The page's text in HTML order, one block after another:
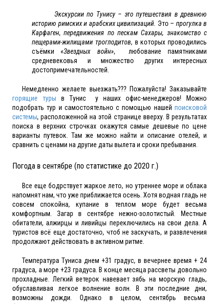
Экскурсии по Тунису – это путешествия в древнюю
историю римских и арабских цивилизаций. Это – прогулка в
Карфаген,передвижения по пескам Сахары, знакомство с
пещерами-жилищами троглодитов, в которых проводились
съёмки«Звездных войн», любование памятниками
средневековья и множество других интересных
достопримечательностей.
Немедленно желаете выезжать??? Пожалуйста! Заказывайте
горящие туры в Тунис у наших офис-менеджеров! Можно
подобрать тур и самостоятельно с помощью нашей поисковой
системы, расположенной на этой странице вверху. В результатах
поиска в верхних строчках окажутся самые дешевые по цене
варианты путевок. Там же можно найти и описание отелей, и
сравнить с ценами на другие даты вылета и сроки пребывания.
Погода в сентябре (по статистике до 2020 г.)
Все еще бодрствует жаркое лето, но утреннее море и облака
напомнят нам, что уже приближается осень. Хотя водная гладь не
совсем спокойна, купание в теплом море будет весьма
комфортным. Загар в сентябре нежно-золотистый. Местные
обитатели, алжирцы и ливийцы переключились на свои дела. А
туристов всё еще достаточно, чтоб не заскучать, и развлечения
продолжают действовать в активном ритме.
Температура Туниса днем +31 градус, в вечернее время + 24
градуса, а море +23 градуса. В конце месяца рассветы довольно
прохладные. Легкий ветерок навевает зябь на морскую гладь,
обуславливая легкое волнение волн. В эти последние дни,
возможны дожди. Однако в целом, сентябрь весьма